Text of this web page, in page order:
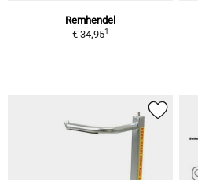
Remhendel
€ 34,951